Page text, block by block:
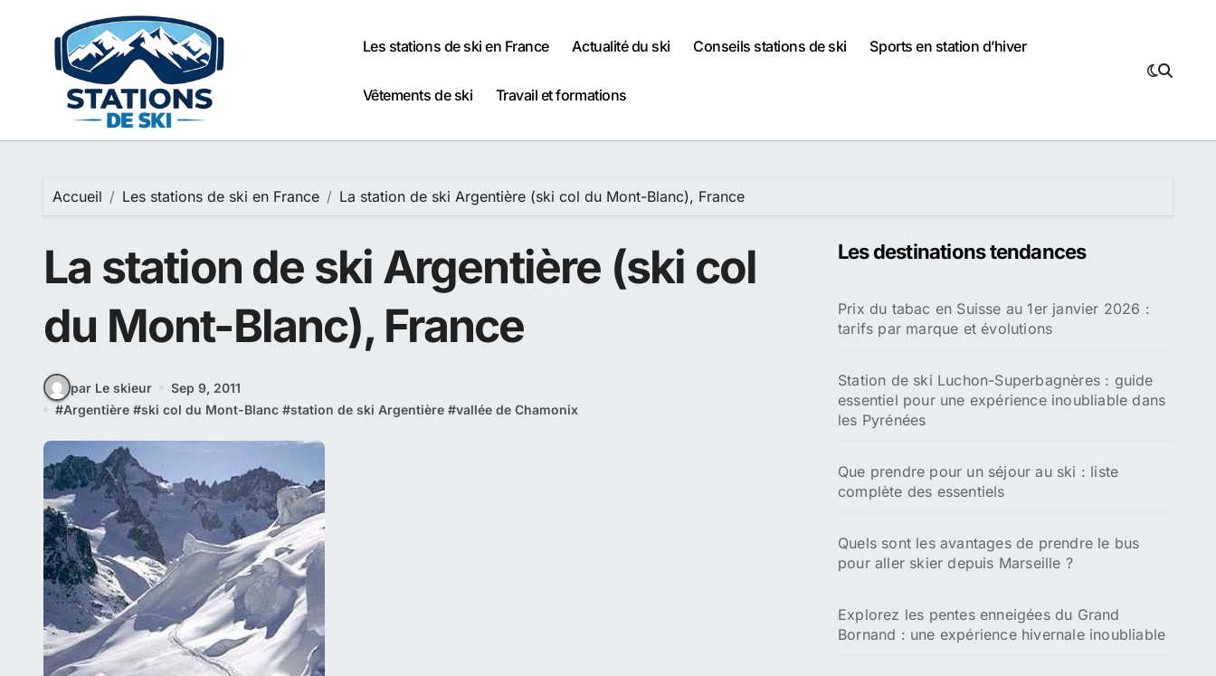
Les stations de ski en France Actualité du ski Conseils stations de ski Sports en station d’hiver
Vêtements de ski Travail et formations
Accueil Les stations de ski en France La station de ski Argentière (ski col du Mont-Blanc), France
La station de ski Argentière (ski col
du Mont-Blanc), France
par Le skieur
Sep 9, 2011
#Argentière #ski col du Mont-Blanc #station de ski Argentière #vallée de Chamonix
Les destinations tendances
Prix du tabac en Suisse au 1er janvier 2026 :
tarifs par marque et évolutions
Station de ski Luchon-Superbagnères : guide
essentiel pour une expérience inoubliable dans
les Pyrénées
Que prendre pour un séjour au ski : liste
complète des essentiels
Quels sont les avantages de prendre le bus
pour aller skier depuis Marseille ?
Explorez les pentes enneigées du Grand
Bornand : une expérience hivernale inoubliable